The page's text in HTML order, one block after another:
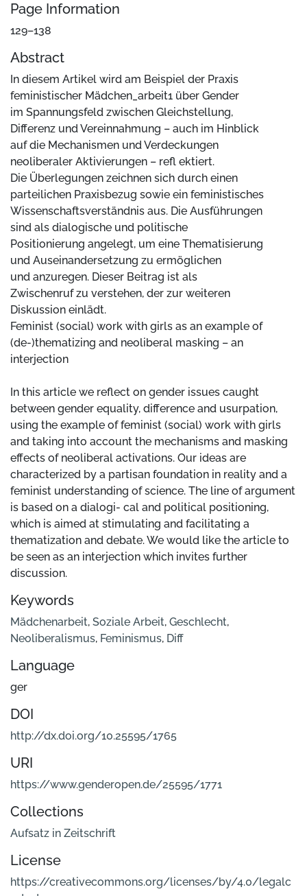
Page Information
129–138
Abstract
In diesem Artikel wird am Beispiel der Praxis
feministischer Mädchen_arbeit1 über Gender
im Spannungsfeld zwischen Gleichstellung,
Differenz und Vereinnahmung – auch im Hinblick
auf die Mechanismen und Verdeckungen
neoliberaler Aktivierungen – refl ektiert.
Die Überlegungen zeichnen sich durch einen
parteilichen Praxisbezug sowie ein feministisches
Wissenschaftsverständnis aus. Die Ausführungen
sind als dialogische und politische
Positionierung angelegt, um eine Thematisierung
und Auseinandersetzung zu ermöglichen
und anzuregen. Dieser Beitrag ist als
Zwischenruf zu verstehen, der zur weiteren
Diskussion einlädt.
Feminist (social) work with girls as an example of
(de-)thematizing and neoliberal masking – an
interjection
In this article we reflect on gender issues caught
between gender equality, difference and usurpation,
using the example of feminist (social) work with girls
and taking into account the mechanisms and masking
effects of neoliberal activations. Our ideas are
characterized by a partisan foundation in reality and a
feminist understanding of science. The line of argument
is based on a dialogi- cal and political positioning,
which is aimed at stimulating and facilitating a
thematization and debate. We would like the article to
be seen as an interjection which invites further
discussion.
Keywords
Mädchenarbeit, Soziale Arbeit, Geschlecht,
Neoliberalismus, Feminismus, Diff
Language
ger
DOI
http://dx.doi.org/10.25595/1765
URI
https://www.genderopen.de/25595/1771
Collections
Aufsatz in Zeitschrift
License
https://creativecommons.org/licenses/by/4.0/legalc